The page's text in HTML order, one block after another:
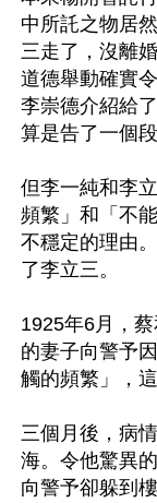
中所託之物居
三走了，沒離
道德舉動確實
李崇德介紹給
算是告了一個段
但李一純和李
頻繁」和「不
不穩定的理由
了李立三。
1925年6月，
的妻子向警予
觸的頻繁」，
三個月後，病
海。令他驚異
向警予卻躲到